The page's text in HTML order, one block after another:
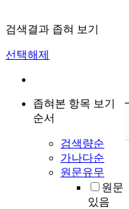
검색결과 좁혀 보기
선택해제
좁혀본 항목 보기
순서
검색량순
가나다순
원문유무
원문
있음